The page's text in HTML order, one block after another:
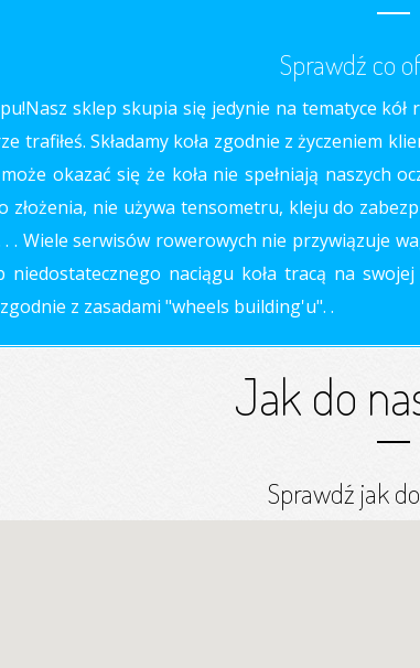
Sprawdź co
sklep skupia się jedynie na tematyce
trafiłeś. Składamy koła zgodnie z życzeniem
okazać się że koła nie spełniają naszych
złożenia, nie używa tensometru, kleju do
. . Wiele serwisów rowerowych nie przywiązuje
naciągu koła tracą na
z zasadami "wheels building'u". .
Jak do
Sprawdź jak